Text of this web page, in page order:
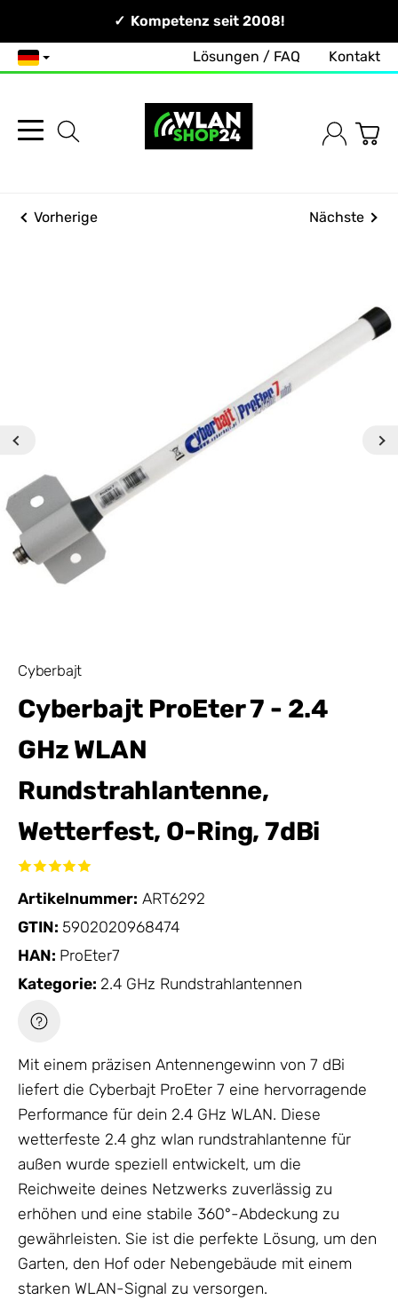
Persönlich & Erreichbar!
Kompetenz seit 2008!
Deutsch Lösungen / FAQ Kontakt
Vorherige Nächste
Cyberbajt
Cyberbajt ProEter 7 - 2.4
GHz WLAN
Rundstrahlantenne,
Wetterfest, O-Ring, 7dBi
Artikelnummer: ART6292
GTIN: 5902020968474
HAN: ProEter7
Kategorie: 2.4 GHz Rundstrahlantennen
Mit einem präzisen Antennengewinn von 7 dBi
liefert die Cyberbajt ProEter 7 eine hervorragende
Performance für dein 2.4 GHz WLAN. Diese
wetterfeste 2.4 ghz wlan rundstrahlantenne für
außen wurde speziell entwickelt, um die
Reichweite deines Netzwerks zuverlässig zu
erhöhen und eine stabile 360°-Abdeckung zu
gewährleisten. Sie ist die perfekte Lösung, um den
Garten, den Hof oder Nebengebäude mit einem
starken WLAN-Signal zu versorgen.